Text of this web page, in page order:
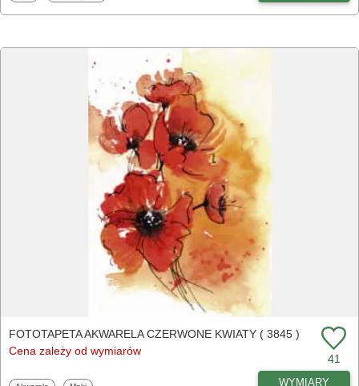
FOTOTAPETA AKWARELA CZERWONE KWIATY ( 3845 )
Cena zależy od wymiarów
41
WYMIARY